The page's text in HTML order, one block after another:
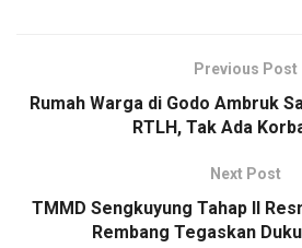
Previous Post
Rumah Warga di Godo Ambruk
RTLH, Tak Ada
Next Post
TMMD Sengkuyung Tahap II
Rembang Tegaskan